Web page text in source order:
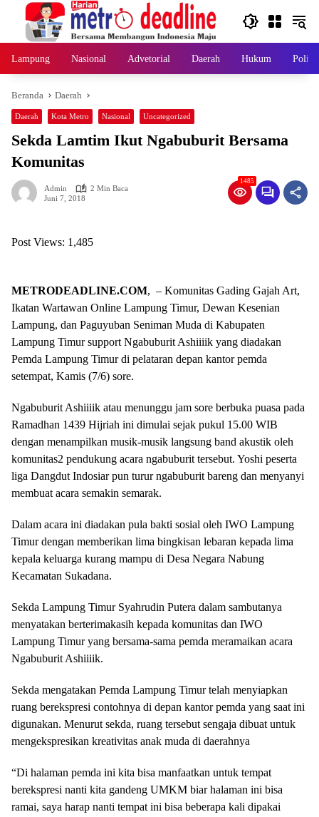
Langsung
konten
Lampung Nasional Advetorial Daerah Hukum Politik
Beranda Daerah
Daerah Kota Metro Nasional Uncategorized
Sekda Lamtim Ikut Ngabuburit Bersama
Komunitas
Admin
2 Min Baca
Juni 7, 2018
1485
Post Views: 1,485
METRODEADLINE.COM, – Komunitas Gading Gajah Art,
Ikatan Wartawan Online Lampung Timur, Dewan Kesenian
Lampung, dan Paguyuban Seniman Muda di Kabupaten
Lampung Timur support Ngabuburit Ashiiiik yang diadakan
Pemda Lampung Timur di pelataran depan kantor pemda
setempat, Kamis (7/6) sore.
Ngabuburit Ashiiiik atau menunggu jam sore berbuka puasa pada
Ramadhan 1439 Hijriah ini dimulai sejak pukul 15.00 WIB
dengan menampilkan musik-musik langsung band akustik oleh
komunitas2 pendukung acara ngabuburit tersebut. Yoshi peserta
liga Dangdut Indosiar pun turur ngabuburit bareng dan menyanyi
membuat acara semakin semarak.
Dalam acara ini diadakan pula bakti sosial oleh IWO Lampung
Timur dengan memberikan lima bingkisan lebaran kepada lima
kepala keluarga kurang mampu di Desa Negara Nabung
Kecamatan Sukadana.
Sekda Lampung Timur Syahrudin Putera dalam sambutanya
menyatakan berterimakasih kepada komunitas dan IWO
Lampung Timur yang bersama-sama pemda meramaikan acara
Ngabuburit Ashiiiik.
Sekda mengatakan Pemda Lampung Timur telah menyiapkan
ruang berekspresi contohnya di depan kantor pemda yang saat ini
digunakan. Menurut sekda, ruang tersebut sengaja dibuat untuk
mengekspresikan kreativitas anak muda di daerahnya
“Di halaman pemda ini kita bisa manfaatkan untuk tempat
berekspresi nanti kita gandeng UMKM biar halaman ini bisa
ramai, saya harap nanti tempat ini bisa beberapa kali dipakai